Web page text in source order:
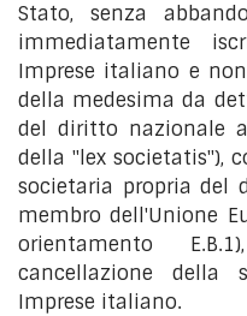
Stato, senza
immediatamente
Imprese italiano e
della medesima da
del diritto nazionale
della "lex societatis"),
societaria propria del
membro dell'Unione
orientamento
cancellazione della
Imprese italiano.